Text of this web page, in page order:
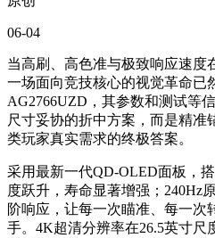
06-04
当高刷、高色准与极致响应速度
一场面向竞技核心的视觉革命已
AG2766UZD，其参数和测试
尺寸妥协的折中方案，而是精准
类玩家真实需求的终极答案。
采用最新一代QD-OLED面板，
度跃升，寿命显著增强；240Hz
阶响应，让每一次瞄准、每一次
手。4K超清分辨率在26.5英寸尺